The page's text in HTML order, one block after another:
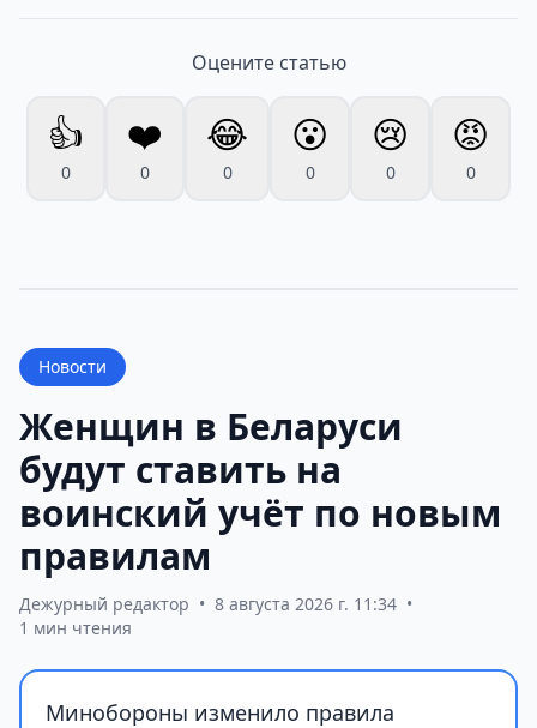
Оцените статью
👍
0
❤️
0
😂
0
😮
0
😢
0
😡
0
Новости
Женщин в Беларуси
будут ставить на
воинский учёт по новым
правилам
Дежурный редактор • 8 августа 2026 г. 11:34 •
1 мин чтения
Минобороны изменило правила